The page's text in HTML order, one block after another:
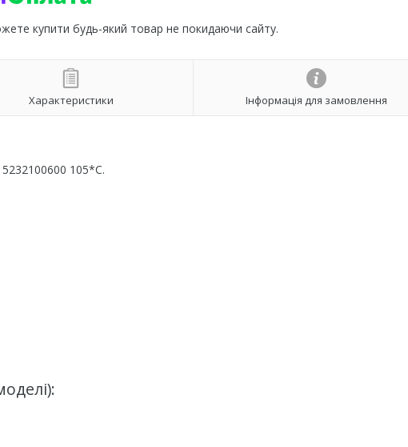
купити будь-який товар не покидаючи сайту.
Характеристики Інформація для замовлення
105*C.